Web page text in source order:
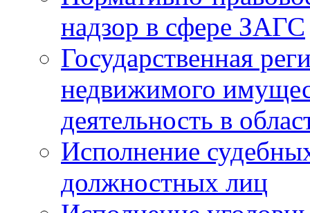
надзор в сфере ЗАГС
Государственная
недвижимого
деятельность в
Исполнение
должностных лиц